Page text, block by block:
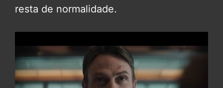
resta de normalidade.